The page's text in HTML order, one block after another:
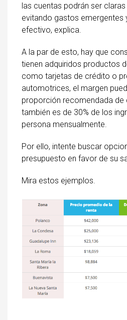
las cuentas podrán ser
evitando gastos emergentes
efectivo, explica.
A la par de esto, hay que
tienen adquiridos productos
como tarjetas de crédito o
automotrices, el margen
proporción recomendada de
también es de 30% de los
persona mensualmente.
Por ello, intente buscar
presupuesto en favor de su
Mira estos ejemplos.